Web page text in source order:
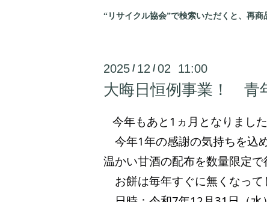
“リサイクル協会”で検索いただくと、再商
2025 / 12 /02 11:00
大晦日恒例事業！ 青
今年もあと1ヵ月となりまし
今年1年の感謝の気持ちを込
温かい甘酒の配布を数量限定で
お餅は毎年すぐに無くなって